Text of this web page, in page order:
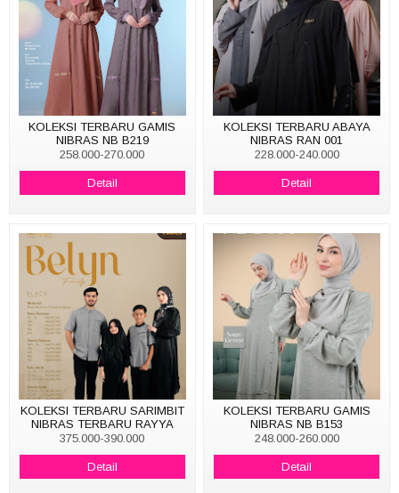
KOLEKSI TERBARU GAMIS
NIBRAS NB B219
258.000-270.000
Detail
KOLEKSI TERBARU ABAYA
NIBRAS RAN 001
228.000-240.000
Detail
KOLEKSI TERBARU SARIMBIT
NIBRAS TERBARU RAYYA
SERIES BELYN BLACK
375.000-390.000
Detail
KOLEKSI TERBARU GAMIS
NIBRAS NB B153
248.000-260.000
Detail